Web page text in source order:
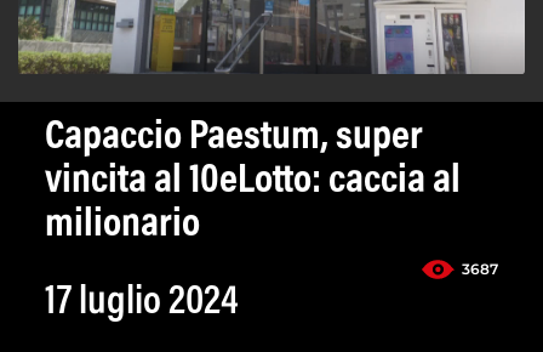
Capaccio Paestum, super
vincita al 10eLotto: caccia al
milionario
3687
17 luglio 2024